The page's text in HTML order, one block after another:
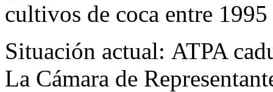
cultivos de coca entre
Situación actual: ATPA
La Cámara de